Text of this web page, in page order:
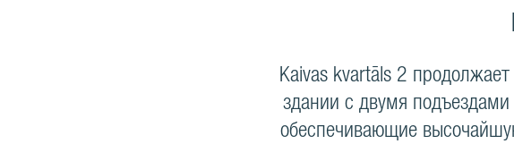
Kaivas kvartāls 2
здании с двумя
обеспечивающие